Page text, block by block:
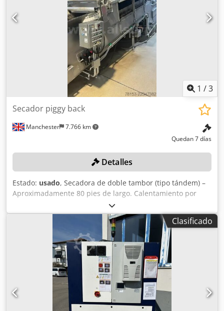
1 /3
Manchester 7.766 km
Secador piggy back
Quedan 7 días
Detalles
Estado: usado, Secadora de doble tambor (tipo tándem) –
Aproximadamente 80 pies de largo. Calentamiento por
vapor. Panel de control PLC. Dwjdpfx Aozl Ux Aekxsa
Clasificado